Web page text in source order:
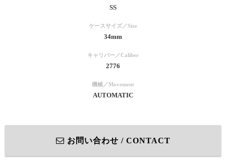
SS
ケースサイズ／Size
34mm
キャリバー／Caliber
2776
機械／Movement
AUTOMATIC
お問い合わせ / CONTACT